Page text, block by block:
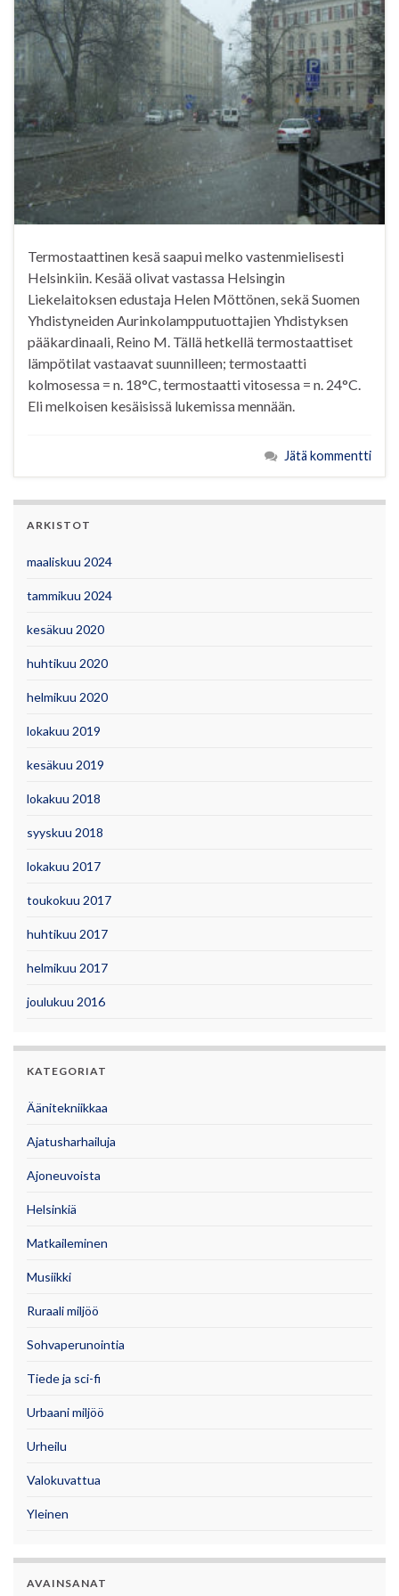
Termostaattinen kesä saapui melko vastenmielisesti
Helsinkiin. Kesää olivat vastassa Helsingin
Liekelaitoksen edustaja Helen Möttönen, sekä Suomen
Yhdistyneiden Aurinkolampputuottajien Yhdistyksen
pääkardinaali, Reino M. Tällä hetkellä termostaattiset
lämpötilat vastaavat suunnilleen; termostaatti
kolmosessa = n. 18°C, termostaatti vitosessa = n. 24°C.
Eli melkoisen kesäisissä lukemissa mennään.
Jätä kommentti
ARKISTOT
maaliskuu 2024
tammikuu 2024
kesäkuu 2020
huhtikuu 2020
helmikuu 2020
lokakuu 2019
kesäkuu 2019
lokakuu 2018
syyskuu 2018
lokakuu 2017
toukokuu 2017
huhtikuu 2017
helmikuu 2017
joulukuu 2016
KATEGORIAT
Äänitekniikkaa
Ajatusharhailuja
Ajoneuvoista
Helsinkiä
Matkaileminen
Musiikki
Ruraali miljöö
Sohvaperunointia
Tiede ja sci-fi
Urbaani miljöö
Urheilu
Valokuvattua
Yleinen
AVAINSANAT